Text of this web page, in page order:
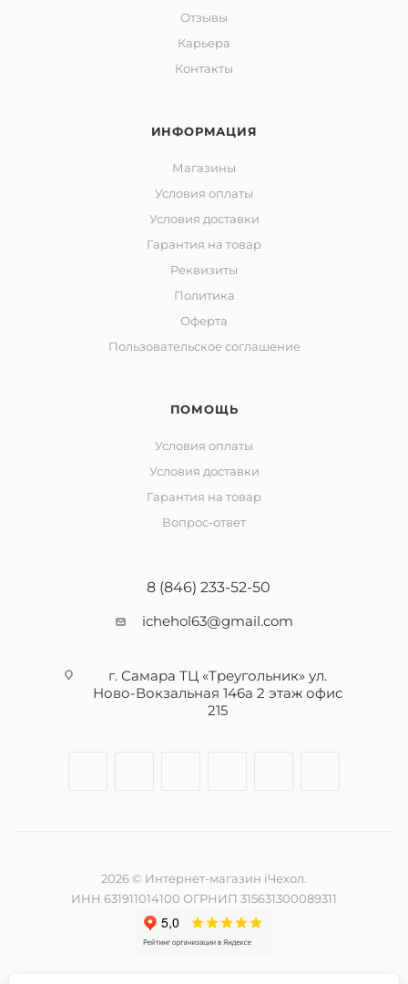
Отзывы
Карьера
Контакты
ИНФОРМАЦИЯ
Магазины
Условия оплаты
Условия доставки
Гарантия на товар
Реквизиты
Политика
Оферта
Пользовательское соглашение
ПОМОЩЬ
Условия оплаты
Условия доставки
Гарантия на товар
Вопрос-ответ
8 (846) 233-52-50
ichehol63@gmail.com
г. Самара ТЦ «Треугольник» ул.
Ново-Вокзальная 146а 2 этаж офис
215
2026 © Интернет-магазин iЧехол.
ИНН 631911014100 ОГРНИП 315631300089311